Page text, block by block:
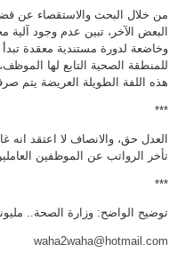
من خلال البحث والاستقصاء عن
البعض الآخر، تبين عدم وجود آلية
وخاضعة لدورة مستندية معقدة
للمنطقة الصحية التابع لها
هذه اللفة الطويلة العريضة يتم صرف مبلغ 200 دينار للموظف المسكين الذي يعمل منذ
***
العدل حق، والانصاف لا اعتقد
تأخر الرواتب عن الموظفين
***
توضيح الواضح: وزارة الصحة..
waha2waha@hotmail.com